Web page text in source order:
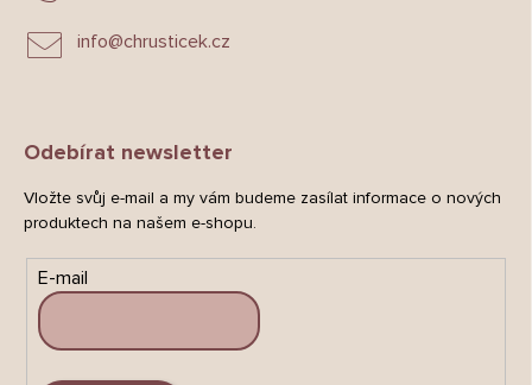
info@chrusticek.cz
Odebírat newsletter
Vložte svůj e-mail a my vám budeme zasílat informace o nových
produktech na našem e-shopu.
E-mail